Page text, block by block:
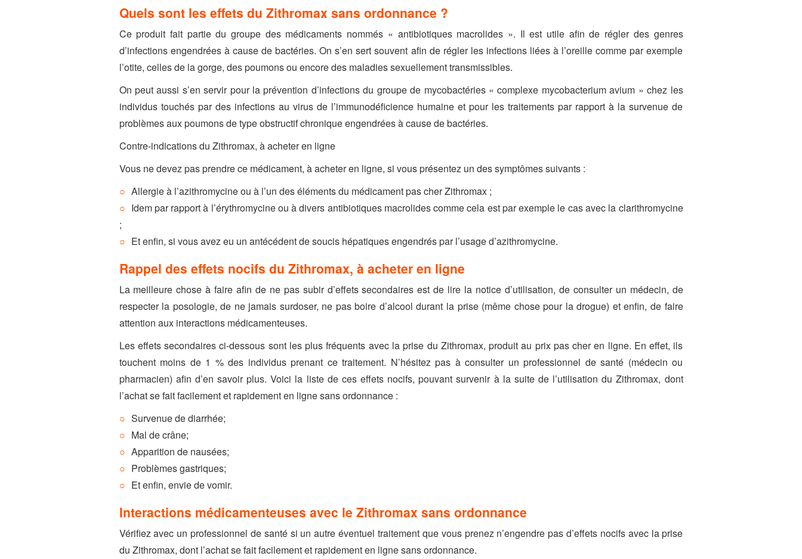
Quels sont les effets du Zithromax sans ordonnance ?
Ce produit fait partie du groupe des médicaments nommés « antibiotiques macrolides ». Il est utile afin de régler des genres
d’infections engendrées à cause de bactéries. On s’en sert souvent afin de régler les infections liées à l’oreille comme par exemple
l’otite, celles de la gorge, des poumons ou encore des maladies sexuellement transmissibles.
On peut aussi s’en servir pour la prévention d’infections du groupe de mycobactéries « complexe mycobacterium avium » chez les
individus touchés par des infections au virus de l’immunodéficience humaine et pour les traitements par rapport à la survenue de
problèmes aux poumons de type obstructif chronique engendrées à cause de bactéries.
Contre-indications du Zithromax, à acheter en ligne
Vous ne devez pas prendre ce médicament, à acheter en ligne, si vous présentez un des symptômes suivants :
Allergie à l’azithromycine ou à l’un des éléments du médicament pas cher Zithromax ;
Idem par rapport à l’érythromycine ou à divers antibiotiques macrolides comme cela est par exemple le cas avec la clarithromycine
;
Et enfin, si vous avez eu un antécédent de soucis hépatiques engendrés par l’usage d’azithromycine.
Rappel des effets nocifs du Zithromax, à acheter en ligne
La meilleure chose à faire afin de ne pas subir d’effets secondaires est de lire la notice d’utilisation, de consulter un médecin, de
respecter la posologie, de ne jamais surdoser, ne pas boire d’alcool durant la prise (même chose pour la drogue) et enfin, de faire
attention aux interactions médicamenteuses.
Les effets secondaires ci-dessous sont les plus fréquents avec la prise du Zithromax, produit au prix pas cher en ligne. En effet, ils
touchent moins de 1 % des individus prenant ce traitement. N’hésitez pas à consulter un professionnel de santé (médecin ou
pharmacien) afin d’en savoir plus. Voici la liste de ces effets nocifs, pouvant survenir à la suite de l’utilisation du Zithromax, dont
l’achat se fait facilement et rapidement en ligne sans ordonnance :
Survenue de diarrhée;
Mal de crâne;
Apparition de nausées;
Problèmes gastriques;
Et enfin, envie de vomir.
Interactions médicamenteuses avec le Zithromax sans ordonnance
Vérifiez avec un professionnel de santé si un autre éventuel traitement que vous prenez n’engendre pas d’effets nocifs avec la prise
du Zithromax, dont l’achat se fait facilement et rapidement en ligne sans ordonnance.